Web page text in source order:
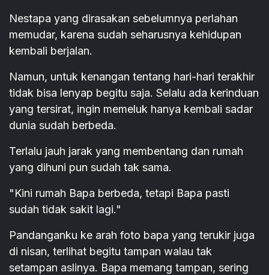
Nestapa yang dirasakan sebelumnya perlahan
memudar, karena sudah seharusnya kehidupan
kembali berjalan.
Namun, untuk kenangan tentang hari-hari terakhir
tidak bisa lenyap begitu saja. Selalu ada kerinduan
yang tersirat, ingin memeluk hanya kembali sadar
dunia sudah berbeda.
Terlalu jauh jarak yang membentang dan rumah
yang dihuni pun sudah tak sama.
"Kini rumah Bapa berbeda, tetapi Bapa pasti
sudah tidak sakit lagi."
Pandanganku ke arah foto bapa yang terukir juga
di nisan, terlihat begitu tampan walau tak
setampan aslinya. Bapa memang tampan, sering